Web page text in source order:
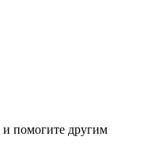
и помогите другим